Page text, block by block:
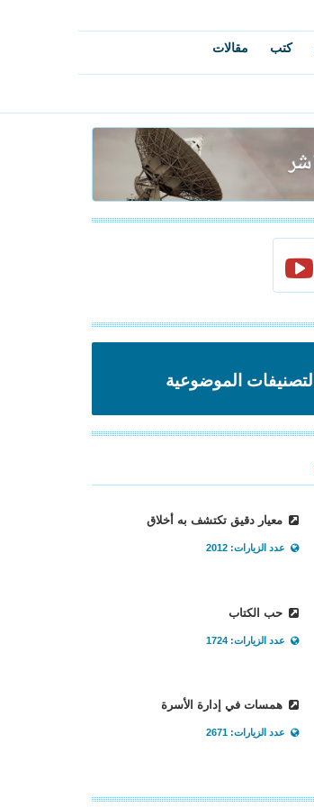
كتب مقالات
التصنيفات الموضوعية
معيار دقيق تكتشف به أخلاق
عدد الزيارات: 2012
حب الكتاب
عدد الزيارات: 1724
همسات في إدارة الأسرة
عدد الزيارات: 2671